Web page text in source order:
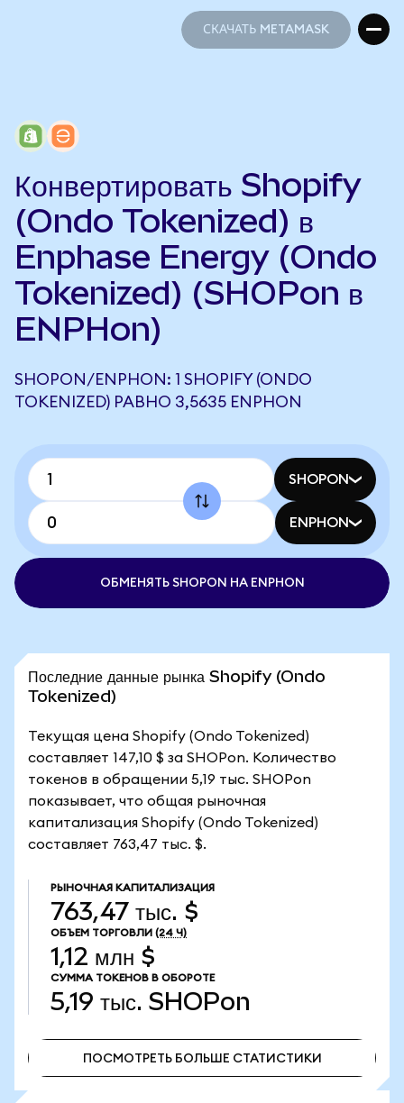
СКАЧАТЬ METAMASK
Конвертировать Shopify
(Ondo Tokenized) в
Enphase Energy (Ondo
Tokenized) (SHOPon в
ENPHon)
SHOPON/ENPHON: 1 SHOPIFY (ONDO
TOKENIZED) РАВНО 3,5635 ENPHON
SHOPON
ENPHON
ОБМЕНЯТЬ SHOPON НА ENPHON
Последние данные рынка Shopify (Ondo
Tokenized)
Текущая цена Shopify (Ondo Tokenized)
составляет 147,10 $ за SHOPon. Количество
токенов в обращении 5,19 тыс. SHOPon
показывает, что общая рыночная
капитализация Shopify (Ondo Tokenized)
составляет 763,47 тыс. $.
РЫНОЧНАЯ КАПИТАЛИЗАЦИЯ
763,47 тыс. $
ОБЪЕМ ТОРГОВЛИ (24 Ч)
1,12 млн $
СУММА ТОКЕНОВ В ОБОРОТЕ
5,19 тыс. SHOPon
ПОСМОТРЕТЬ БОЛЬШЕ СТАТИСТИКИ